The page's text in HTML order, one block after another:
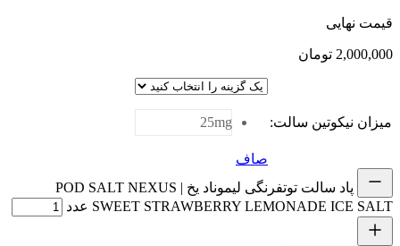
قیمت نهایی
2,000,000 تومان
میزان نیکوتین سالت:
25mg
صاف
پاد سالت توتفرنگی لیموناد یخ | POD SALT NEXUS
SWEET STRAWBERRY LEMONADE ICE SALT عدد